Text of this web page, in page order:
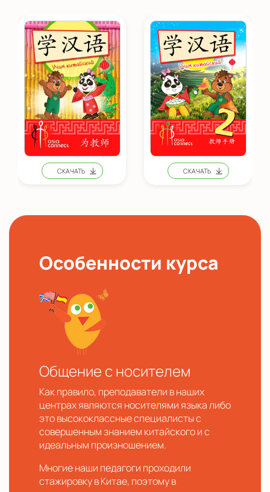
Особенности курса
Общение с носителем
Как правило, преподаватели в наших
центрах являются носителями языка либо
это высококлассные специалисты с
совершенным знанием китайского и с
идеальным произношением.
Многие наши педагоги проходили
стажировку в Китае, поэтому в